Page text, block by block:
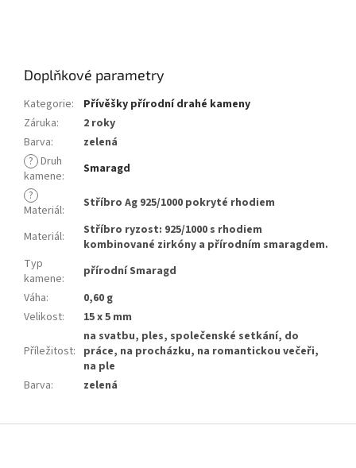
Doplňkové parametry
Kategorie:
Přívěšky přírodní drahé kameny
Záruka:
2 roky
Barva:
zelená
? Druh
kamene:
Smaragd
?
Materiál: Stříbro Ag 925/1000 pokryté rhodiem
Materiál:
Stříbro ryzost: 925/1000 s rhodiem
kombinované zirkóny a přírodním smaragdem.
Typ
kamene:
přírodní Smaragd
Váha:
0,60 g
Velikost: 15 x 5 mm
Příležitost:
na svatbu, ples, společenské setkání, do
práce, na procházku, na romantickou večeři,
na ple
Barva: zelená